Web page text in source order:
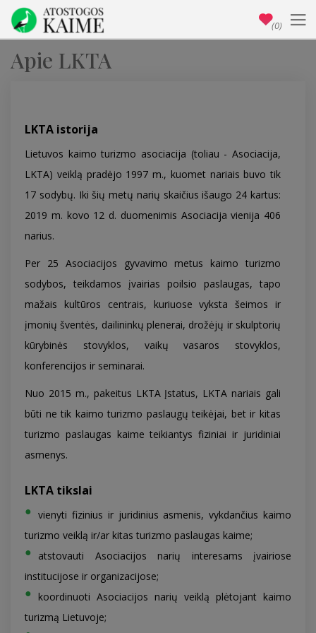
Apie LKTA
LKTA istorija
Lietuvos kaimo turizmo asociacija (toliau - Asociacija,
LKTA) veiklą pradėjo 1997 m., kuomet nariais buvo tik
17 sodybų. Iki šių metų narių skaičius išaugo 24 kartus:
2019 m. kovo 12 d. duomenimis Asociacija vienija 406
narius.
Per 25 Asociacijos gyvavimo metus kaimo turizmo
sodybos, teikdamos įvairias poilsio paslaugas, tapo
mažais kultūros centrais, kuriuose vyksta šeimos ir
įmonių šventės, dailininkų plenerai, drožėjų ir skulptorių
kūrybinės stovyklos, vaikų vasaros stovyklos,
konferencijos ir seminarai.
Nuo 2015 m., pakeitus LKTA Įstatus, LKTA nariais gali
būti ne tik kaimo turizmo paslaugų teikėjai, bet ir kitas
turizmo paslaugas kaime teikiantys fiziniai ir juridiniai
asmenys.
LKTA tikslai
vienyti fizinius ir juridinius asmenis, vykdančius kaimo
turizmo veiklą ir/ar kitas turizmo paslaugas kaime;
atstovauti Asociacijos narių interesams įvairiose
institucijose ir organizacijose;
koordinuoti Asociacijos narių veiklą plėtojant kaimo
turizmą Lietuvoje;
(0)